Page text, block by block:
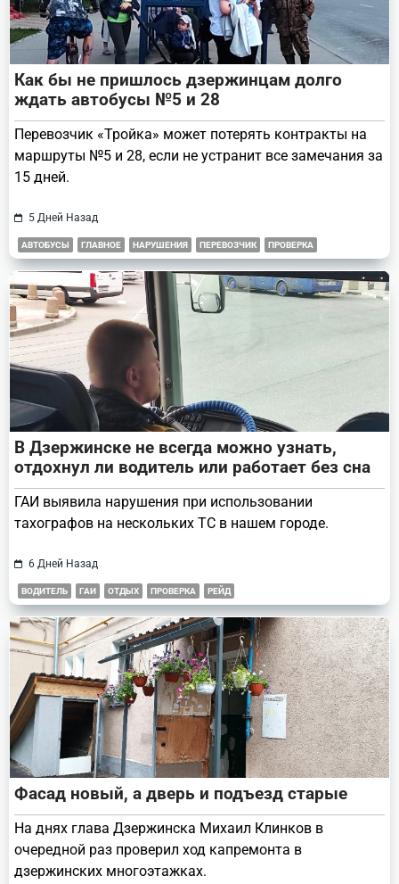
Как бы не пришлось дзержинцам долго
ждать автобусы №5 и 28
Перевозчик «Тройка» может потерять контракты на
маршруты №5 и 28, если не устранит все замечания за
15 дней.
5 Дней Назад
АВТОБУСЫ ГЛАВНОЕ НАРУШЕНИЯ ПЕРЕВОЗЧИК ПРОВЕРКА
В Дзержинске не всегда можно узнать,
отдохнул ли водитель или работает без сна
ГАИ выявила нарушения при использовании
тахографов на нескольких ТС в нашем городе.
6 Дней Назад
ВОДИТЕЛЬ ГАИ ОТДЫХ ПРОВЕРКА РЕЙД
Фасад новый, а дверь и подъезд старые
На днях глава Дзержинска Михаил Клинков в
очередной раз проверил ход капремонта в
дзержинских многоэтажках.